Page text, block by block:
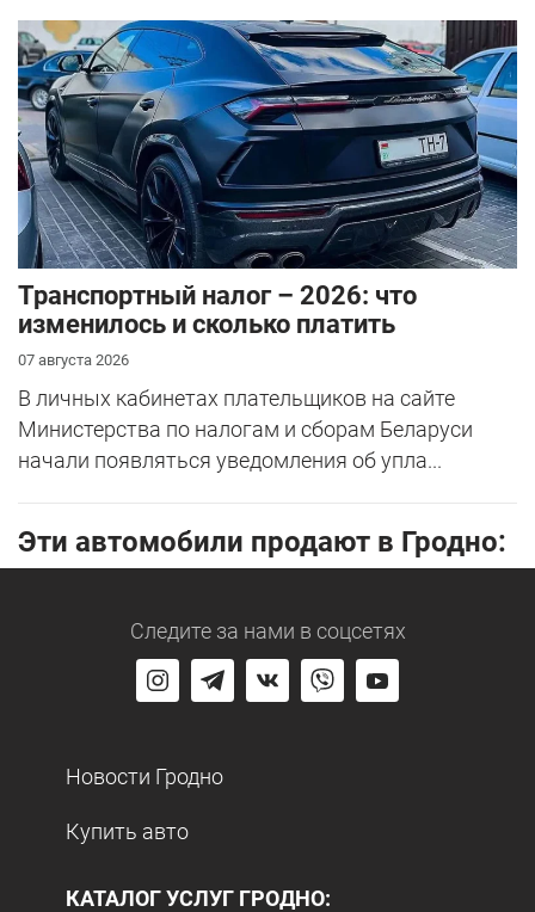
Транспортный налог – 2026: что
изменилось и сколько платить
07 августа 2026
В личных кабинетах плательщиков на сайте
Министерства по налогам и сборам Беларуси
начали появляться уведомления об упла...
Эти автомобили продают в Гродно:
Следите за нами в соцсетях
Новости Гродно
Купить авто
КАТАЛОГ УСЛУГ ГРОДНО: